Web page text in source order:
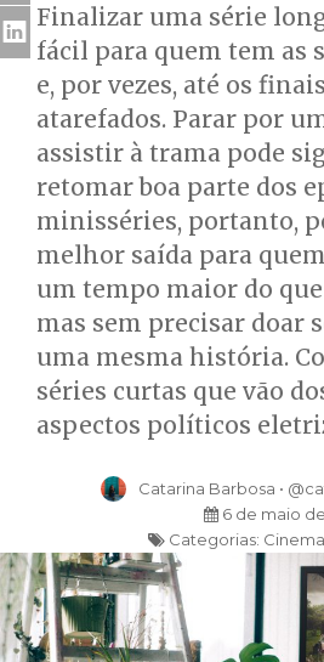
Finalizar uma série
fácil para quem tem as
e, por vezes, até os
atarefados. Parar por
assistir à trama pode
retomar boa parte dos
minisséries, portanto,
melhor saída para
um tempo maior do
mas sem precisar doar
uma mesma história.
séries curtas que vão
aspectos políticos
Autor
Catarina Barbosa •
Publicado
em
6 de maio
Categorias: